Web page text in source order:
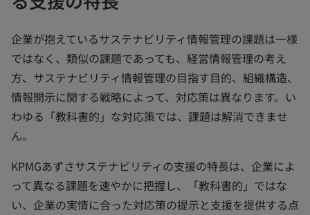
企業が抱えているサステナビリティ情報管理の課題は一様
ではなく、類似の課題であっても、経営情報管理の考え
方、サステナビリティ情報管理の目指す目的、組織構造、
情報開示に関する戦略によって、対応策は異なります。い
わゆる「教科書的」な対応策では、課題は解消できませ
ん。
KPMGあずさサステナビリティの支援の特長は、企業によ
って異なる課題を速やかに把握し、「教科書的」ではな
い、企業の実情に合った対応策の提示と支援を提供する点